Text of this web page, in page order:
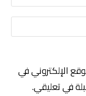
الإلكتروني في
في تعليقي.